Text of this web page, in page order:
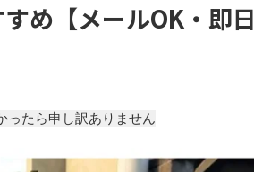
め【メールOK・即日
ったら申し訳ありません